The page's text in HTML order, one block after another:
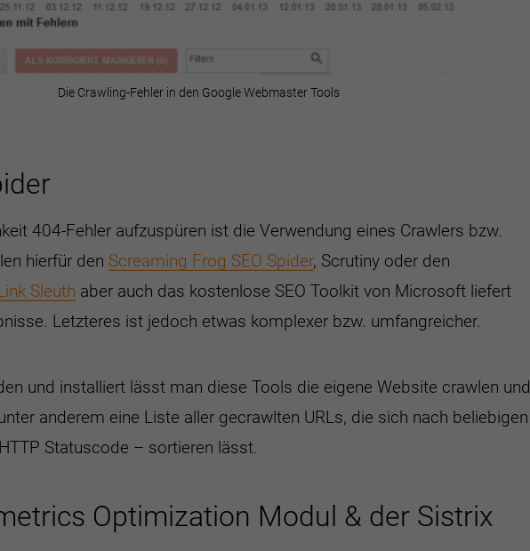
Die Crawling-Fehler in den Google Webmaster Tools
404-Fehler aufzuspüren ist die Verwendung eines Crawlers bzw.
hierfür den Screaming Frog SEO Spider, Scrutiny oder den
Sleuth aber auch das kostenlose SEO Toolkit von Microsoft liefert
Letzteres ist jedoch etwas komplexer bzw. umfangreicher.
und installiert lässt man diese Tools die eigene Website crawlen und
anderem eine Liste aller gecrawlten URLs, die sich nach beliebigen
Statuscode – sortieren lässt.
Optimization Modul & der Sistrix
(2)
Cookies erfassen Informationen anonym. Diese Informationen helfen uns zu
wie unsere Besucher unsere Website nutzen.
Cookie-Informationen anzeigen